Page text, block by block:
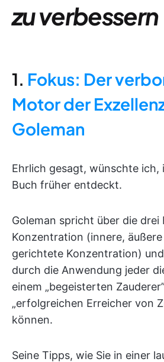
zu verbessern
1. Fokus: Der
Motor der
Goleman
Ehrlich gesagt, wünschte ich,
Buch früher entdeckt.
Goleman spricht über die drei
Konzentration (innere,
gerichtete Konzentration)
durch die Anwendung jeder
einem „begeisterten
„erfolgreichen Erreicher von
können.
Seine Tipps, wie Sie in einer